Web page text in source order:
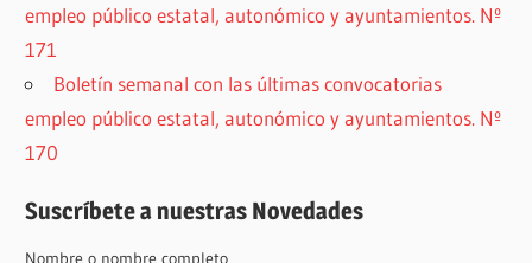
empleo público estatal, autonómico y ayuntamientos. Nº
171
Boletín semanal con las últimas convocatorias
empleo público estatal, autonómico y ayuntamientos. Nº
170
Suscríbete a nuestras Novedades
Nombre o nombre completo